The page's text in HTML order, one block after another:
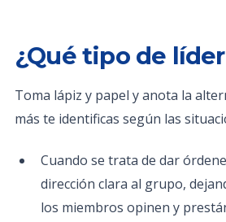
¿Qué tipo de
Toma lápiz y papel y anota la
más te identificas según las
Cuando se trata de dar
dirección clara al grupo,
los miembros opinen y